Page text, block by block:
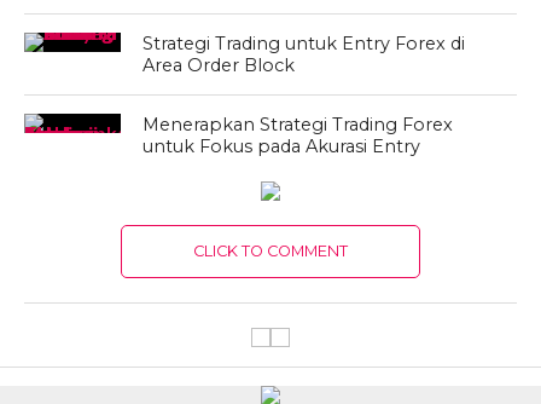
Strategi Trading untuk Entry Forex di
Area Order Block
Menerapkan Strategi Trading Forex
untuk Fokus pada Akurasi Entry
CLICK TO COMMENT